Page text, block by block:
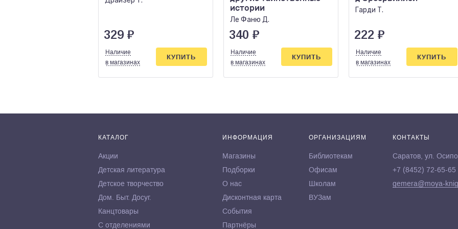
329 ₽
Наличие
в магазинах
КУПИТЬ
истории
Ле Фаню Д.
340 ₽
Наличие
в магазинах
КУПИТЬ
Гарди Т.
222 ₽
Наличие
в магазинах
КУПИТЬ
КАТАЛОГ
Акции
Детская литература
Детское творчество
Дом. Быт. Досуг.
Канцтовары
С отделениями
ИНФОРМАЦИЯ
Магазины
Подборки
О нас
Дисконтная карта
События
Партнёры
ОРГАНИЗАЦИЯМ
Библиотекам
Офисам
Школам
ВУЗам
КОНТАКТЫ
Саратов, ул.
+7 (8452) 72-65-65
gemera@moya-